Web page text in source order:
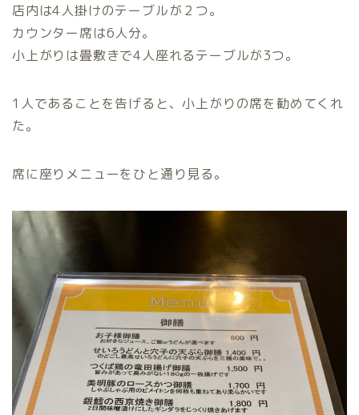
店内は4人掛けのテーブルが２つ。
カウンター席は6人分。
小上がりは畳敷きで4人座れるテーブルが3つ。
1人であることを告げると、小上がりの席を勧めてくれ
た。
席に座りメニューをひと通り見る。